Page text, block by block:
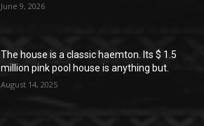
June 9, 2026
The house is a classic haemton. Its $ 1.5
million pink pool house is anything but.
August 14, 2025